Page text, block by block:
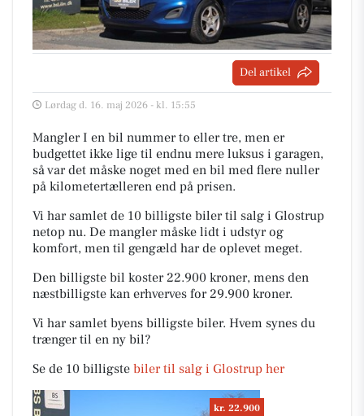
Del artikel
Lørdag d. 16. maj 2026 - kl. 15:55
Mangler I en bil nummer to eller tre, men er
budgettet ikke lige til endnu mere luksus i garagen,
så var det måske noget med en bil med flere nuller
på kilometertælleren end på prisen.
Vi har samlet de 10 billigste biler til salg i Glostrup
netop nu. De mangler måske lidt i udstyr og
komfort, men til gengæld har de oplevet meget.
Den billigste bil koster 22.900 kroner, mens den
næstbilligste kan erhverves for 29.900 kroner.
Vi har samlet byens billigste biler. Hvem synes du
trænger til en ny bil?
Se de 10 billigste biler til salg i Glostrup her
kr. 22.900